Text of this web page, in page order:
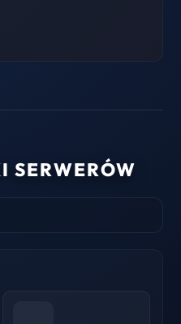
SERWERÓW